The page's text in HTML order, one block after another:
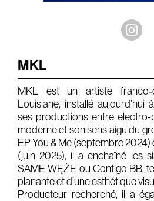
Gears & Instruments
Music
Recording
Mixing
Mastering
Producing
MKL
MKL est un artiste
Louisiane, installé
ses productions entre electro-
moderne et son sens aigu du
EP You & Me (septembre 2024)
(juin 2025), il a enchaîné les
SAME WĘŻE ou Contigo BB,
planante et d’une esthétique
Producteur recherché, il a